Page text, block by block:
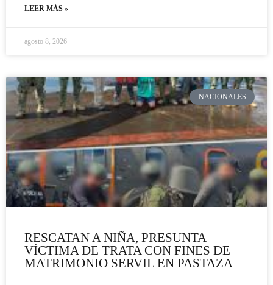
LEER MÁS »
agosto 8, 2026
NACIONALES
RESCATAN A NIÑA, PRESUNTA
VÍCTIMA DE TRATA CON FINES DE
MATRIMONIO SERVIL EN PASTAZA